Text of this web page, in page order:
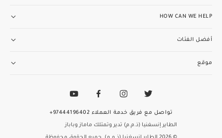
HOW CAN WE HELP
أفضل الفئات
موقع
الطاير إنسغنيا (ذ.م.م) تدير وتمتلك ماماز وباباز
تواصل مع فريق خدمة العملاء 97444196402+